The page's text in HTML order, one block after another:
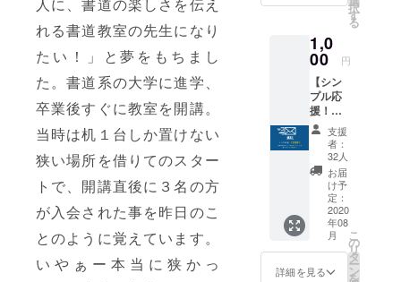
人に、書道の楽しさを伝え
れる書道教室の先生になり
たい！」と夢をもちまし
た。書道系の大学に進学、
卒業後すぐに教室を開講。
当時は机１台しか置けない
狭い場所を借りてのスター
トで、開講直後に３名の方
が入会された事を昨日のこ
とのように覚えています。
いやぁー本当に狭かっ
などの想い
から、昨年
１２月に大
きな店舗に
移転ＯＰＥ
Ｎしまし
パンと
の相性
も抜
群！！
ひとつ
ひとつ
丁寧に
愛情を
注いで
作らせ
ても
らって
いま
す。
⇒「○９
シャツ
をお送
りした
しま
す。こ
のプロ
ジェク
トオリ
ジナル
のデザ
インで
す。色
は5色か
ら選べ
ます。
サイズ
はS、
択
す
る
1,0
00 円
【シン
プル応
援！】
お気持
をあり
がたく
頂戴
し、教
室継続
の資金
として
大切に
使わせ
ていた
支援
者：
32人
お届
け予
定：
2020
年08
月
詳細を見る
こ
の
リ
タ
ー
ン
を